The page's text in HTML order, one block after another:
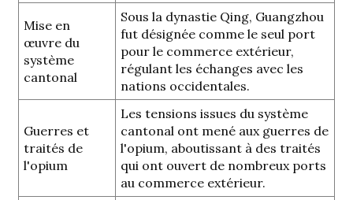
Mise en
œuvre du
système
cantonal
Sous la dynastie Qing, Guangzhou
fut désignée comme le seul port
pour le commerce extérieur,
régulant les échanges avec les
nations occidentales.
Guerres et
traités de
l'opium
Les tensions issues du système
cantonal ont mené aux guerres de
l'opium, aboutissant à des traités
qui ont ouvert de nombreux ports
au commerce extérieur.